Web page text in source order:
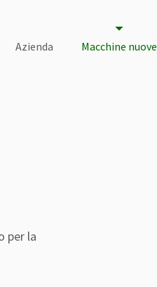
Azienda Macchine nuove
per la